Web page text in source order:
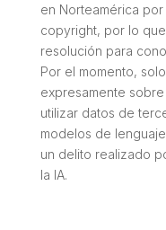
en Norteamérica
copyright, por lo
resolución para
Por el momento,
expresamente
utilizar datos de
modelos de
un delito realizado
la IA.